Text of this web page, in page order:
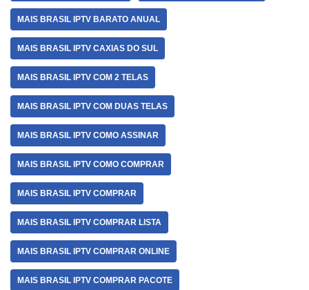
MAIS BRASIL IPTV BARATO ANUAL
MAIS BRASIL IPTV CAXIAS DO SUL
MAIS BRASIL IPTV COM 2 TELAS
MAIS BRASIL IPTV COM DUAS TELAS
MAIS BRASIL IPTV COMO ASSINAR
MAIS BRASIL IPTV COMO COMPRAR
MAIS BRASIL IPTV COMPRAR
MAIS BRASIL IPTV COMPRAR LISTA
MAIS BRASIL IPTV COMPRAR ONLINE
MAIS BRASIL IPTV COMPRAR PACOTE